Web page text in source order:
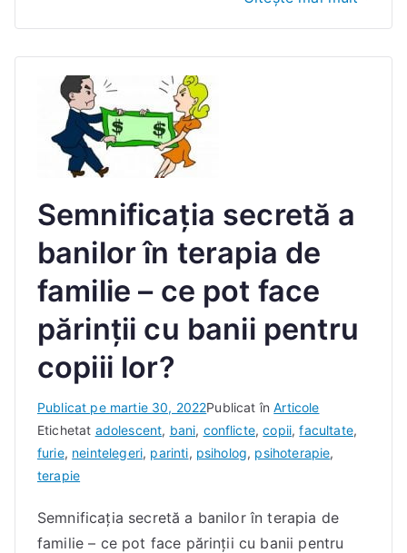
Semnificația secretă a
banilor în terapia de
familie – ce pot face
părinții cu banii pentru
copiii lor?
D
e
I
a
o
b
Publicat pe martie 30, 2022Publicat înArticole
Etichetat adolescent, bani, conflicte,copii,facultate,
furie, neintelegeri, parinti, psiholog, psihoterapie,
terapie
Semnificația secretă a banilor în terapia de
familie – ce pot face părinții cu banii pentru